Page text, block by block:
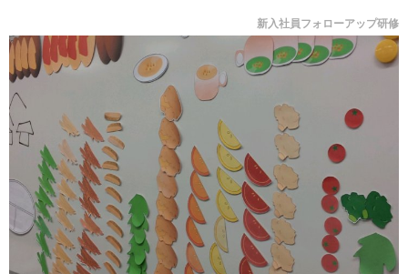
新入社員フォローアップ研修